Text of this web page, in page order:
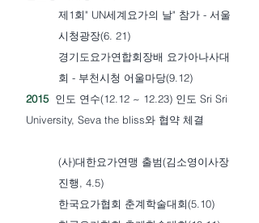
제1회" UN세계요가의 날" 참가 - 서울
시청광장(6. 21)
경기도요가연합회장배 요가아나사대
회 - 부천시청 어울마당(9.12)
2015 인도 연수(12.12 ~ 12.23) 인도 Sri Sri
University, Seva the bliss와 협약 체결
(사)대한요가연맹 출범(김소영이사장
진행, 4.5)
한국요가협회 춘계학술대회(5.10)